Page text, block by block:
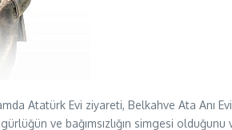
Atatürk Evi ziyareti, Belkahve Ata Anı
ve bağımsızlığın simgesi olduğunu